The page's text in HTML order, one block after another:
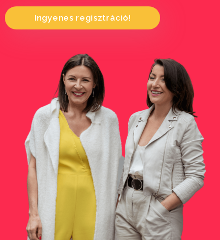
Ingyenes regisztráció!